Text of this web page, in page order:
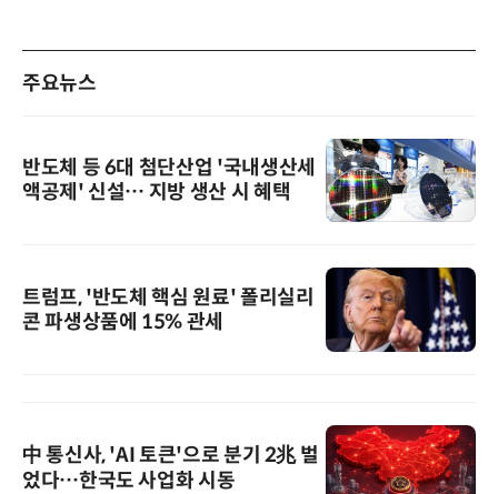
주요뉴스
반도체 등 6대 첨단산업 '국내생산세
액공제' 신설… 지방 생산 시 혜택
트럼프, '반도체 핵심 원료' 폴리실리
콘 파생상품에 15% 관세
中 통신사, 'AI 토큰'으로 분기 2兆 벌
었다…한국도 사업화 시동